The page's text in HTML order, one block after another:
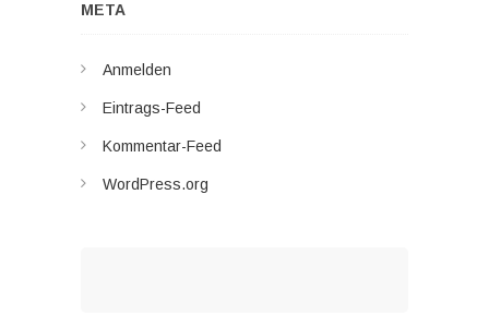
META
Anmelden
Eintrags-Feed
Kommentar-Feed
WordPress.org